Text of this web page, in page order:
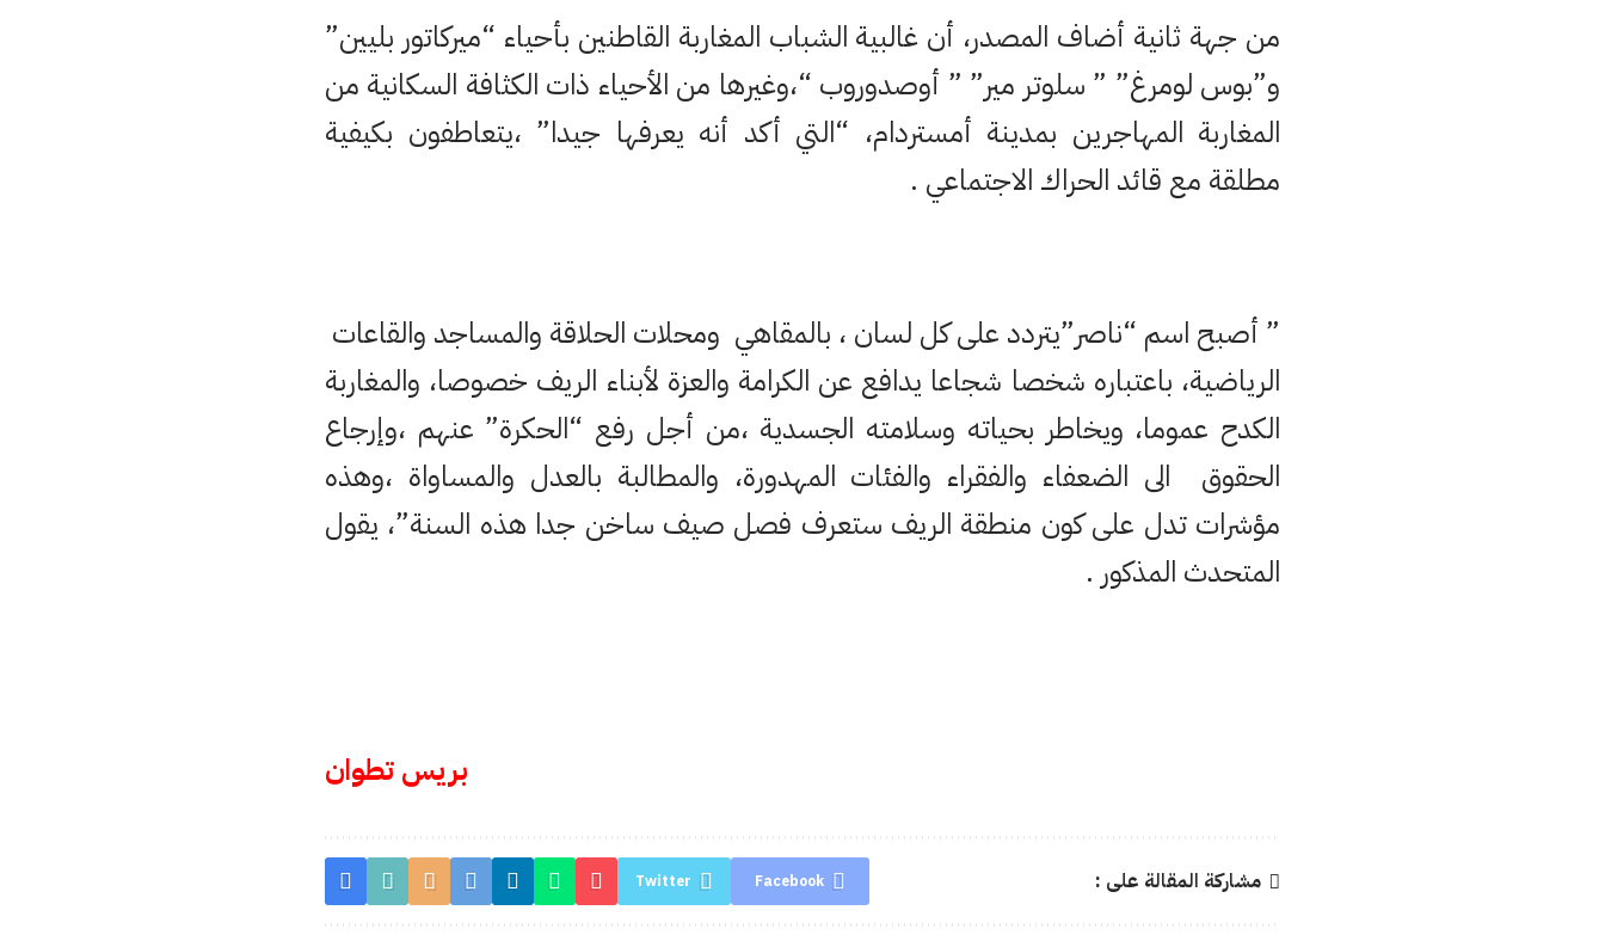
من جهة ثانية أضاف المصدر، أن غالبية الشباب المغاربة القاطنين بأحياء “ميركاتور بليين”
و”بوس لومرغ” ” سلوتر مير” ” أوصدوروب “،وغيرها من الأحياء ذات الكثافة السكانية من
المغاربة المهاجرين بمدينة أمستردام، “التي أكد أنه يعرفها جيدا” ،يتعاطفون بكيفية
مطلقة مع قائد الحراك الاجتماعي .
” أصبح اسم “ناصر”يتردد على كل لسان ، بالمقاهي ومحلات الحلاقة والمساجد والقاعات
الرياضية، باعتباره شخصا شجاعا يدافع عن الكرامة والعزة لأبناء الريف خصوصا، والمغاربة
الكدح عموما، ويخاطر بحياته وسلامته الجسدية ،من أجل رفع “الحكرة” عنهم ،وإرجاع
الحقوق الى الضعفاء والفقراء والفئات المهدورة، والمطالبة بالعدل والمساواة ،وهذه
مؤشرات تدل على كون منطقة الريف ستعرف فصل صيف ساخن جدا هذه السنة”، يقول
المتحدث المذكور .
بريس تطوان
مشاركة المقالة على : Facebook
Twitter